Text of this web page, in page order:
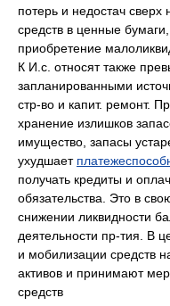
потерь и недостач
средств в ценные
приобретение
К И.с. относят также
запланированными
стр-во и капит. ремонт.
хранение излишков
имущество, запасы
ухудшает
получать кредиты и
обязательства. Это в
снижении ликвидности
деятельности пр-тия. В
и мобилизации средств
активов и принимают
средств